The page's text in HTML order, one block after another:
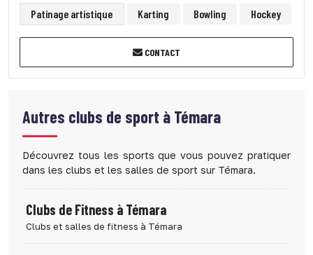
Patinage artistique Karting Bowling Hockey
CONTACT
Autres clubs de sport à Témara
Découvrez tous les sports que vous pouvez pratiquer
dans les clubs et les salles de sport sur Témara.
Clubs de Fitness à Témara
Clubs et salles de fitness à Témara